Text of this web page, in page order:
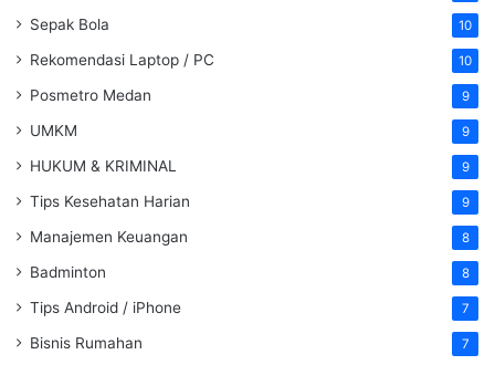
Sepak Bola 10
Rekomendasi Laptop / PC 10
Posmetro Medan 9
UMKM 9
HUKUM & KRIMINAL 9
Tips Kesehatan Harian 9
Manajemen Keuangan 8
Badminton 8
Tips Android / iPhone 7
Bisnis Rumahan 7